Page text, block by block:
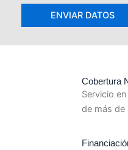
Cobertura
Servicio
de más de